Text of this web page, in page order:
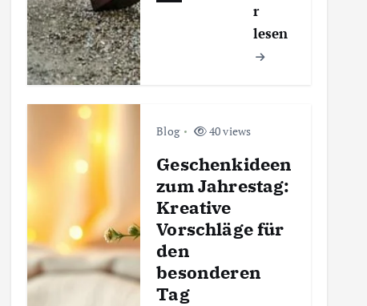
r
lesen
Blog 40 views
Geschenkideen
zum Jahrestag:
Kreative
Vorschläge für
den
besonderen
Tag